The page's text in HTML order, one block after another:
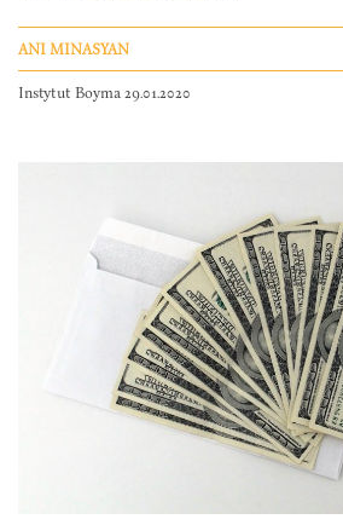
ANI MINASYAN
Instytut Boyma 29.01.2020